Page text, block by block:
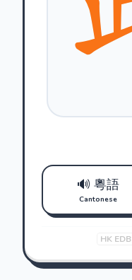
🔊 粵語
Cantonese
HK EDB